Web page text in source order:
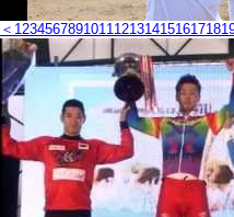
＜ 123456789101112131415161718